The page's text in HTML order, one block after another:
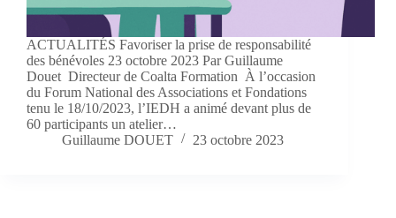
ACTUALITÉS Favoriser la prise de responsabilité
des bénévoles 23 octobre 2023 Par Guillaume
Douet Directeur de Coalta Formation À l’occasion
du Forum National des Associations et Fondations
tenu le 18/10/2023, l’IEDH a animé devant plus de
60 participants un atelier…
Guillaume DOUET
23 octobre 2023